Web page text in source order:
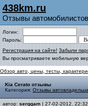
438km.ru
Отзывы автомобилистов
Логин:
Пароль:
Регистрация на сайте! Забыли
Вы просматриваете мобильную
Обзор авто, цены, тесты,
Kia Cerato отзывы
Категория: Отзывы
автор: serggam | 27-02-2012,